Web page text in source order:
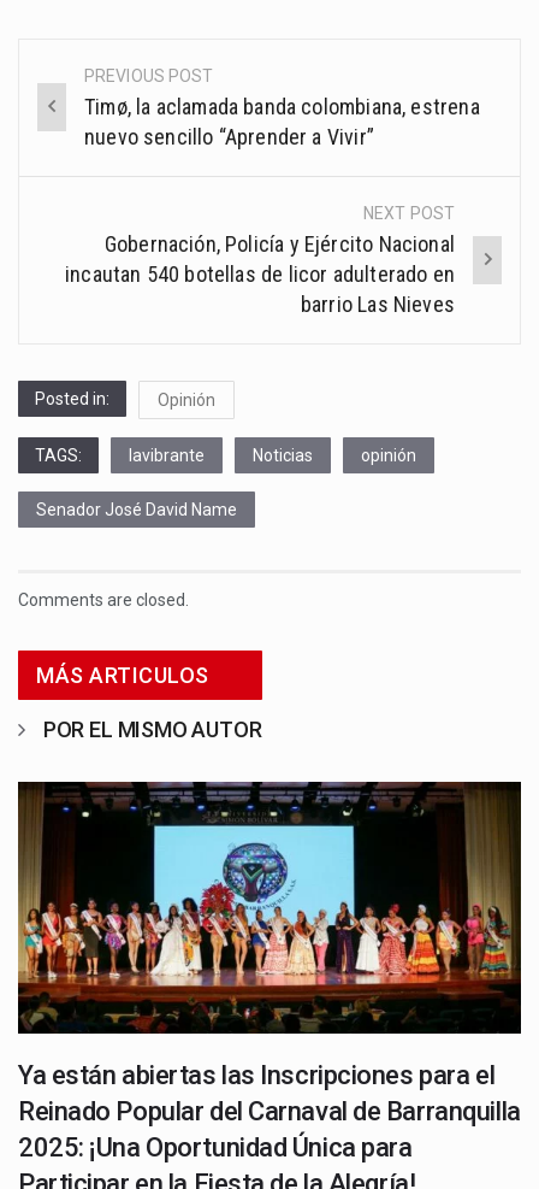
Post
navigation
PREVIOUS POST
Timø, la aclamada banda colombiana, estrena
nuevo sencillo “Aprender a Vivir”
NEXT POST
Gobernación, Policía y Ejército Nacional
incautan 540 botellas de licor adulterado en
barrio Las Nieves
Posted in: Opinión
TAGS: lavibrante Noticias opinión
Senador José David Name
Comments are closed.
MÁS ARTICULOS
POR EL MISMO AUTOR
Ya están abiertas las Inscripciones para el
Reinado Popular del Carnaval de Barranquilla
2025: ¡Una Oportunidad Única para